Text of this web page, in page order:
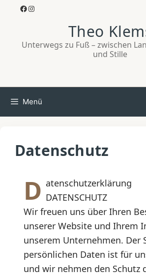
Facebook
Instagram
Theo
Unterwegs zu Fuß – zwischen
und Stille
Menü
Datenschutz
D atenschutzerklärung
DATENSCHUTZ
Wir freuen uns über Ihren
unserer Website und Ihrem
unserem Unternehmen. Der
persönlichen Daten ist für
und wir nehmen den Schutz